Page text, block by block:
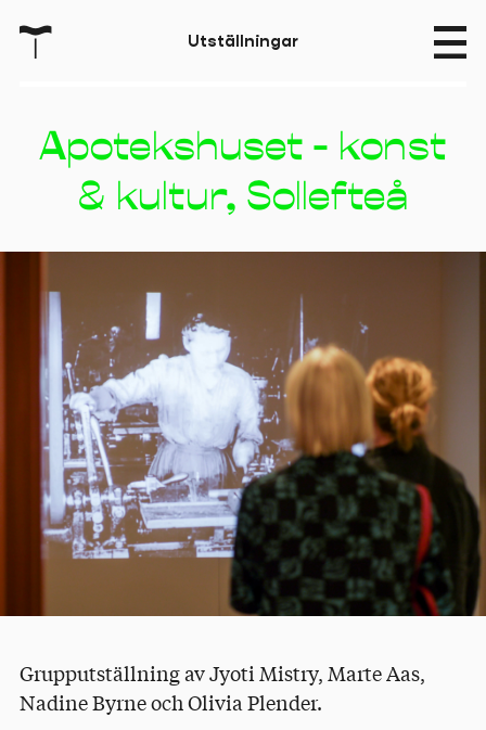
T Utställningar
Apotekshuset - konst
& kultur, Sollefteå
Grupputställning av Jyoti Mistry, Marte Aas,
Nadine Byrne och Olivia Plender.